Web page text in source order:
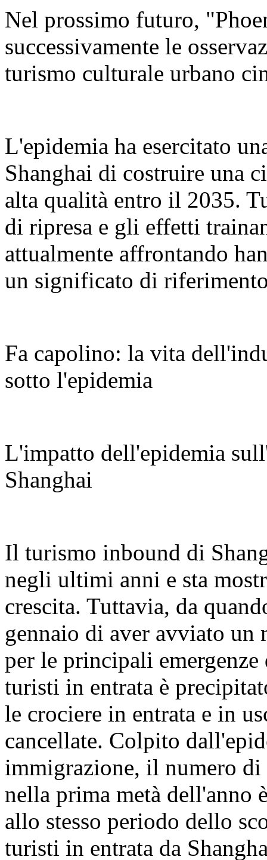
Nel prossimo futuro,
successivamente le
turismo culturale urbano
L'epidemia ha esercitato
Shanghai di costruire una
alta qualità entro il 2035.
di ripresa e gli effetti
attualmente affrontando
un significato di
Fa capolino: la vita
sotto l'epidemia
L'impatto dell'epidemia
Shanghai
Il turismo inbound di
negli ultimi anni e sta
crescita. Tuttavia, da
gennaio di aver avviato un
per le principali
turisti in entrata è
le crociere in entrata e in
cancellate. Colpito
immigrazione, il numero
nella prima metà
allo stesso periodo dello
turisti in entrata da